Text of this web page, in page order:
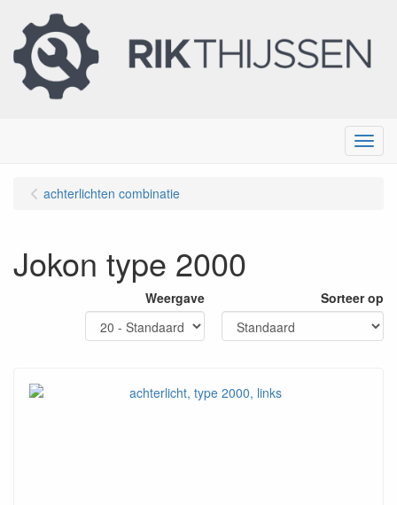
Menu
achterlichten combinatie
Jokon type 2000
Weergave Sorteer op